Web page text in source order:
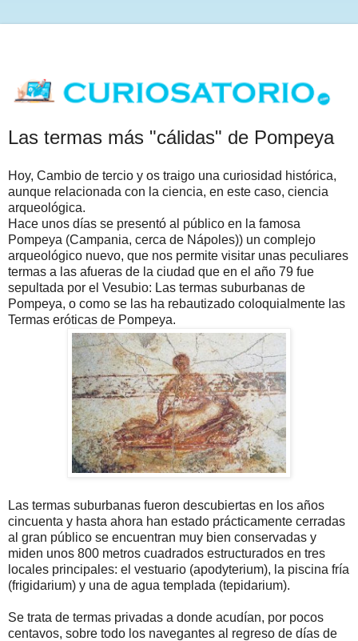
Las termas más "cálidas" de Pompeya
Hoy, Cambio de tercio y os traigo una curiosidad histórica,
aunque relacionada con la ciencia, en este caso, ciencia
arqueológica.
Hace unos días se presentó al público en la famosa
Pompeya (Campania, cerca de Nápoles)) un complejo
arqueológico nuevo, que nos permite visitar unas peculiares
termas a las afueras de la ciudad que en el año 79 fue
sepultada por el Vesubio: Las termas suburbanas de
Pompeya, o como se las ha rebautizado coloquialmente las
Termas eróticas de Pompeya.
Las termas suburbanas fueron descubiertas en los años
cincuenta y hasta ahora han estado prácticamente cerradas
al gran público se encuentran muy bien conservadas y
miden unos 800 metros cuadrados estructurados en tres
locales principales: el vestuario (apodyterium), la piscina fría
(frigidarium) y una de agua templada (tepidarium).
Se trata de termas privadas a donde acudían, por pocos
centavos, sobre todo los navegantes al regreso de días de